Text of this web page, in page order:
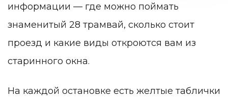
информации — где можно поймать
знаменитый 28 трамвай, сколько стоит
проезд и какие виды откроются вам из
старинного окна.
На каждой остановке есть желтые таблички